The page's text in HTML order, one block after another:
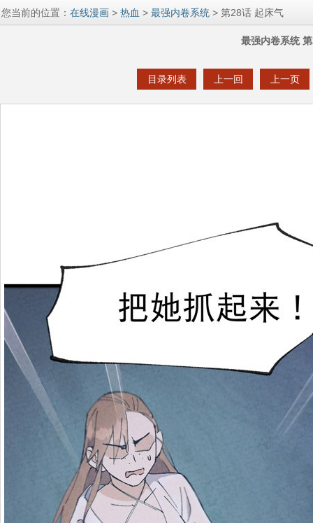
您当前的位置： 在线漫画 > 热血 > 最强内卷系统 > 第28话 起床气
最强内卷系统
目录列表 上一回 上一页